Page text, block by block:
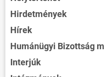
Hirdetmények
Hírek
Humánügyi Bizottság
Interjúk